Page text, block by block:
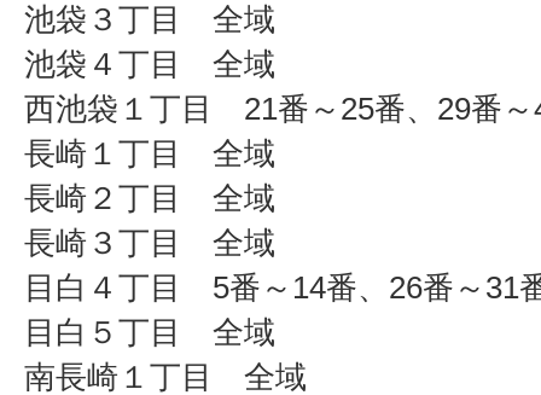
池袋３丁目 全域
池袋４丁目 全域
西池袋１丁目 21番～25番、29番～
長崎１丁目 全域
長崎２丁目 全域
長崎３丁目 全域
目白４丁目 5番～14番、26番～31
目白５丁目 全域
南長崎１丁目 全域